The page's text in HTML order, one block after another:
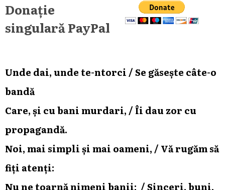
Donație
singulară PayPal
Unde dai, unde te-ntorci / Se găsește câte-o
bandă
Care, și cu bani murdari, / Îi dau zor cu
propagandă.
Noi, mai simpli și mai oameni, / Vă rugăm să
fiți atenți:
Nu ne toarnă nimeni banii: / Sinceri, buni,